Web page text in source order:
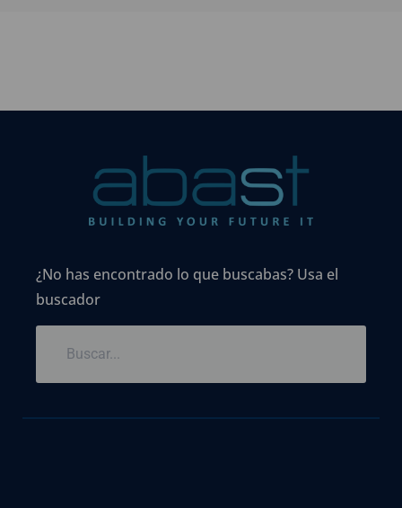
¿No has encontrado lo que buscabas? Usa el
buscador